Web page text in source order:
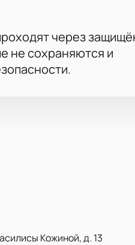
через
не сохраняются и
Кожиной, д. 13